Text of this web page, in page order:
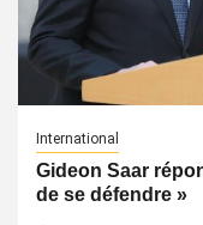
International
Gideon Saar
de se défendre »